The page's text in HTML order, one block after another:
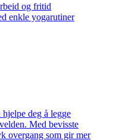
og fritid
enkle yogarutiner
deg å legge
Med bevisste
overgang som gir mer